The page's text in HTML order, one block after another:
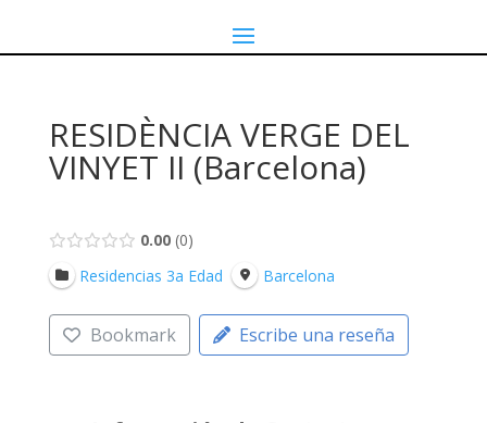
RESIDÈNCIA VERGE DEL
VINYET II (Barcelona)
0.00 0
Residencias 3a Edad
Barcelona
Bookmark Escribe una reseña